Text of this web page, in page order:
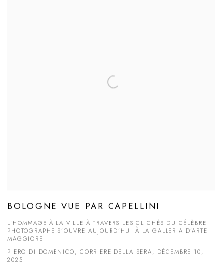
BOLOGNE VUE PAR CAPELLINI
L’HOMMAGE À LA VILLE À TRAVERS LES CLICHÉS DU CÉLÈBRE
PHOTOGRAPHE S’OUVRE AUJOURD’HUI À LA GALLERIA D’ARTE
MAGGIORE.
PIERO DI DOMENICO, CORRIERE DELLA SERA, DÉCEMBRE 10,
2025